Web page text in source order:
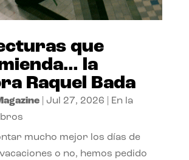
que
la
Raquel Bada
| Jul 27, 2026
En la
mucho mejor los días de
o no, hemos pedido